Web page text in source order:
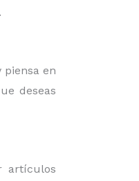
en
deseas
artículos